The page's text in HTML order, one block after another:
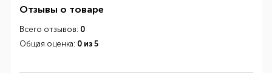
Отзывы о товаре
Всего отзывов: 0
Общая оценка: 0 из 5